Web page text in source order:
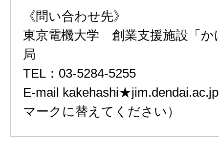
《問い合わせ先》
東京電機大学 創業支援施設「か
局
TEL：03-5284-5255
E-mail
マークに替えてください）